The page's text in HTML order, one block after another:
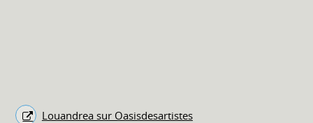
Louandrea sur Oasisdesartistes